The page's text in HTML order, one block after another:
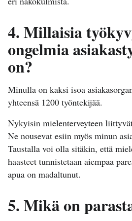
4. Millaisia
ongelmia
on?
Minulla on kaksi isoa
yhteensä 1200 työntekijää.
Nykyisin mielenterveyteen
Ne nousevat esiin myös minun
Taustalla voi olla sitäkin, että
haasteet tunnistetaan aiempaa
apua on madaltunut.
5. Mikä on